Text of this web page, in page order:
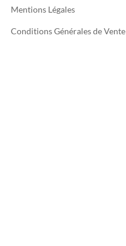
Mentions Légales
Conditions Générales de Vente